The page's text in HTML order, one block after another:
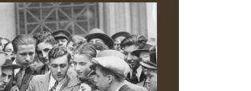
cập hại…
thể trả lời ngắn gọn vậy thôi. Chúc anh
đầu tư của mình!